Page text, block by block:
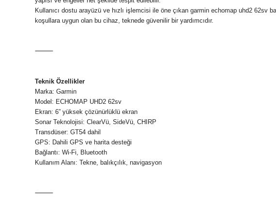
Kullanıcı dostu arayüzü ve hızlı işlemcisi ile öne çıkan garmin echomap uhd2 62sv
koşullara uygun olan bu cihaz, teknede güvenilir bir yardımcıdır.
⸻
Teknik Özellikler
Marka: Garmin
Model: ECHOMAP UHD2 62sv
Ekran: 6” yüksek çözünürlüklü ekran
Sonar Teknolojisi: ClearVü, SideVü, CHIRP
Transdüser: GT54 dahil
GPS: Dahili GPS ve harita desteği
Bağlantı: Wi-Fi, Bluetooth
Kullanım Alanı: Tekne, balıkçılık, navigasyon
⸻